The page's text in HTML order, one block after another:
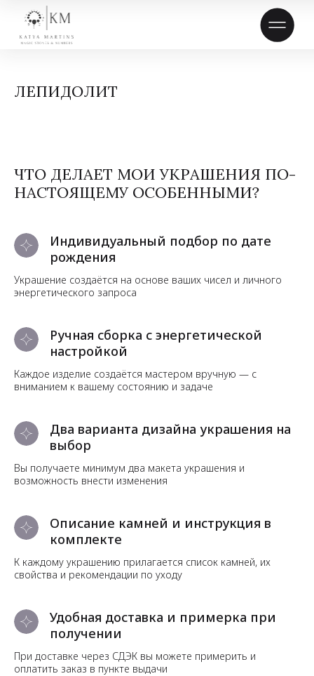
ЛЕПИДОЛИТ
ЧТО ДЕЛАЕТ МОИ УКРАШЕНИЯ ПО-
НАСТОЯЩЕМУ ОСОБЕННЫМИ?
Индивидуальный подбор по дате
рождения
Украшение создаётся на основе ваших чисел и личного
энергетического запроса
Ручная сборка с энергетической
настройкой
Каждое изделие создаётся мастером вручную — с
вниманием к вашему состоянию и задаче
Два варианта дизайна украшения на
выбор
Вы получаете минимум два макета украшения и
возможность внести изменения
Описание камней и инструкция в
комплекте
К каждому украшению прилагается список камней, их
свойства и рекомендации по уходу
Удобная доставка и примерка при
получении
При доставке через СДЭК вы можете примерить и
оплатить заказ в пункте выдачи